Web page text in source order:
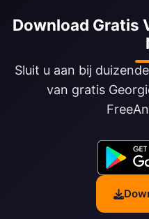
Download Gratis
Sluit u aan bij
van gratis